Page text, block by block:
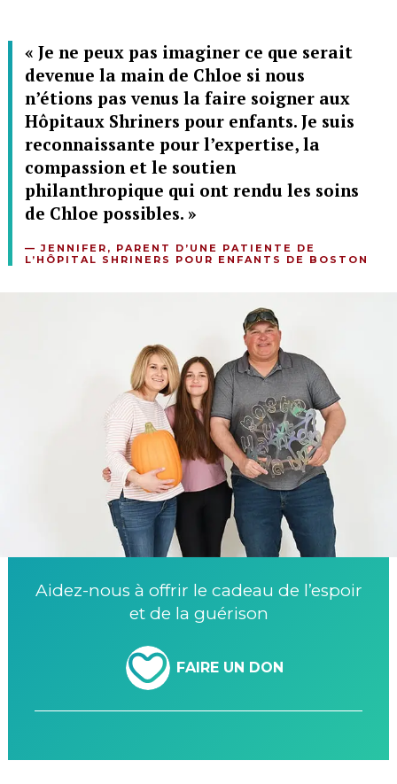
« Je ne peux pas imaginer ce que serait
devenue la main de Chloe si nous
n’étions pas venus la faire soigner aux
Hôpitaux Shriners pour enfants. Je suis
reconnaissante pour l’expertise, la
compassion et le soutien
philanthropique qui ont rendu les soins
de Chloe possibles. »
—JENNIFER, PARENT D’UNE PATIENTE DE
L’HÔPITAL SHRINERS POUR ENFANTS DE BOSTON
Aidez-nous à offrir le cadeau de l’espoir
et de la guérison
FAIRE UN DON